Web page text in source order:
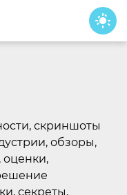
скриншоты
обзоры,
секреты,